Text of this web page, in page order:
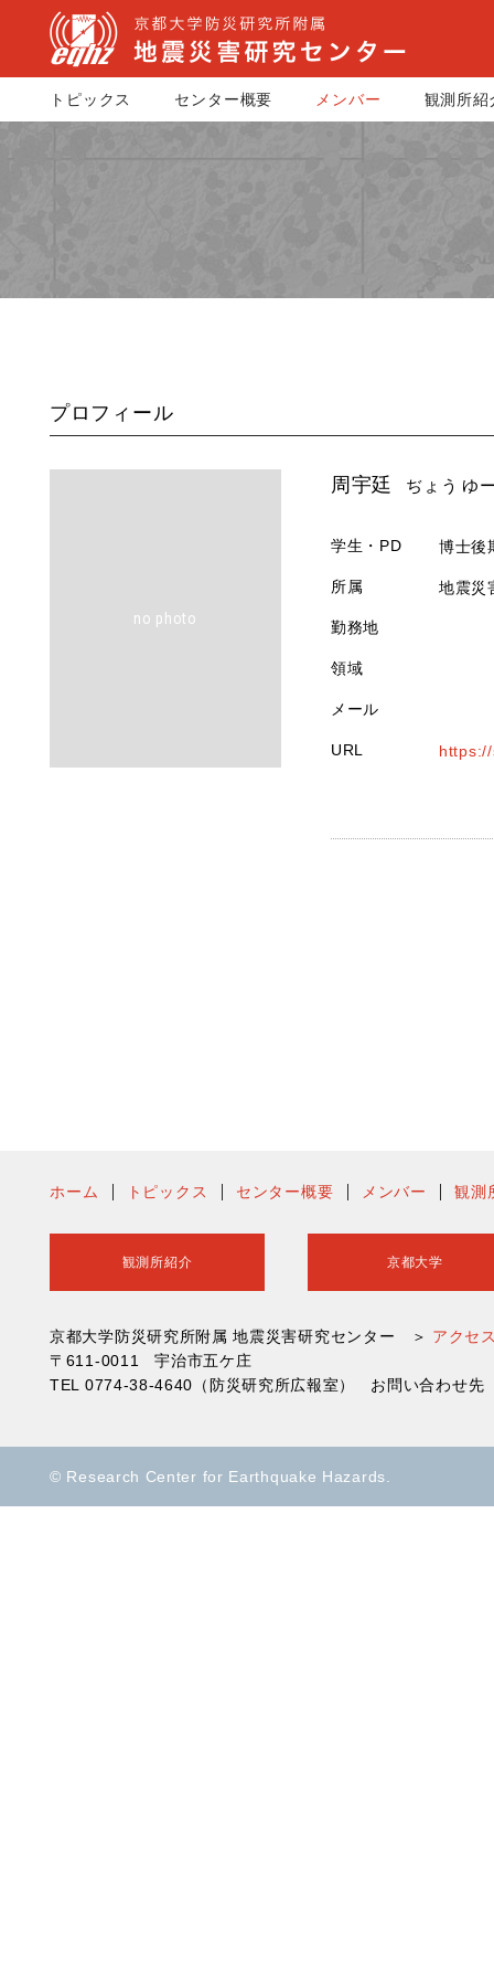
トピックス センター概要 メンバー 観測所紹
プロフィール
no photo
周宇廷 ぢょう ゆ
学生・PD 博士後
所属 地震災
勤務地
領域
メール
URL
ホーム トピックス センター概要 メンバー 観測
観測所紹介 京都大学
京都大学防災研究所附属 地震災害研究センター ＞ アクセ
〒611-0011 宇治市五ケ庄
TEL 0774-38-4640（防災研究所広報室） お問い合わせ先
© Research Center for Earthquake Hazards.